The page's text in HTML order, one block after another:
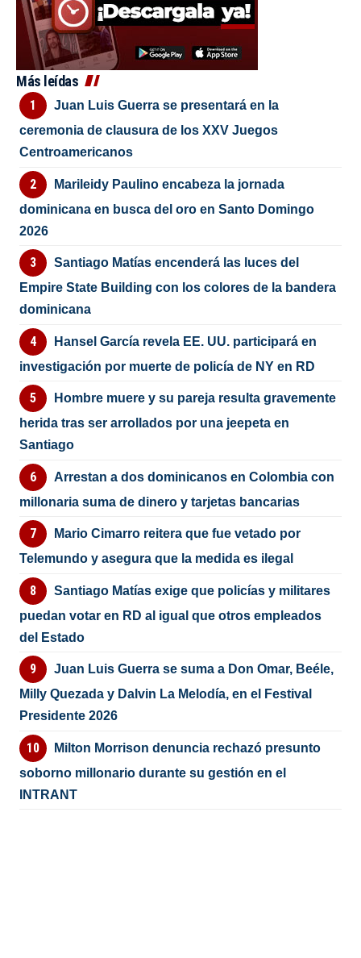
Más leídas
Juan Luis Guerra se presentará en la
ceremonia de clausura de los XXV Juegos
Centroamericanos
Marileidy Paulino encabeza la jornada
dominicana en busca del oro en Santo Domingo
2026
Santiago Matías encenderá las luces del
Empire State Building con los colores de la bandera
dominicana
Hansel García revela EE. UU. participará en
investigación por muerte de policía de NY en RD
Hombre muere y su pareja resulta gravemente
herida tras ser arrollados por una jeepeta en
Santiago
Arrestan a dos dominicanos en Colombia con
millonaria suma de dinero y tarjetas bancarias
Mario Cimarro reitera que fue vetado por
Telemundo y asegura que la medida es ilegal
Santiago Matías exige que policías y militares
puedan votar en RD al igual que otros empleados
del Estado
Juan Luis Guerra se suma a Don Omar, Beéle,
Milly Quezada y Dalvin La Melodía, en el Festival
Presidente 2026
Milton Morrison denuncia rechazó presunto
soborno millonario durante su gestión en el
INTRANT